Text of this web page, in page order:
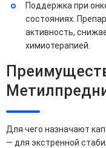
Поддержка при
состояниях.
активность,
химиотерапией.
Для чего назначают
— для экстренной